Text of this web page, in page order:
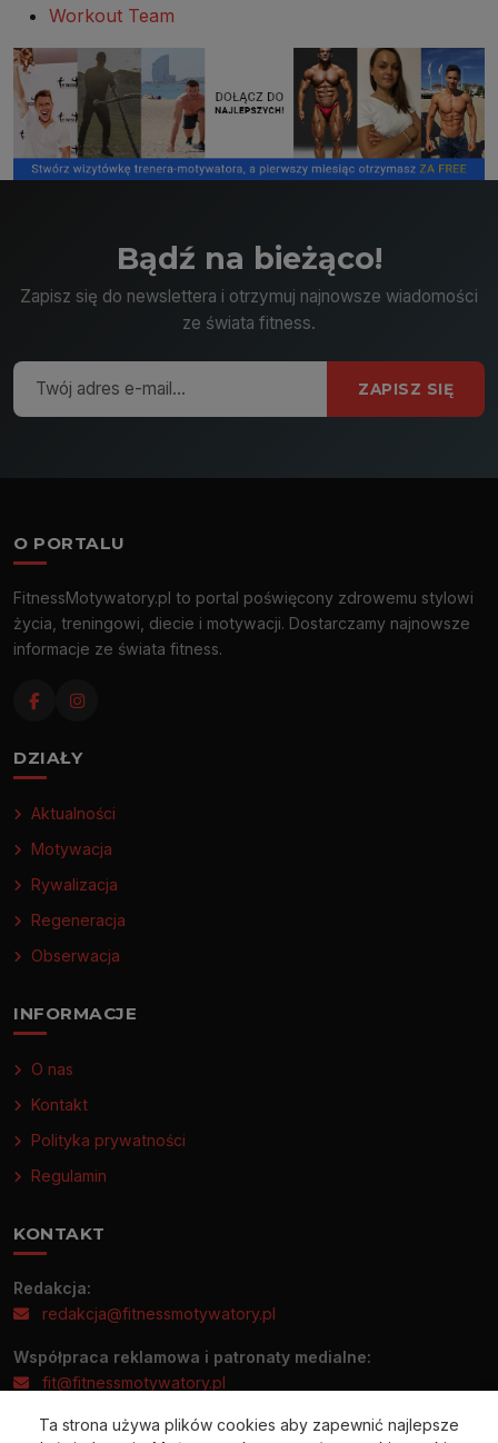
Workout Team
Bądź na bieżąco!
Zapisz się do newslettera i otrzymuj najnowsze wiadomości
ze świata fitness.
ZAPISZ SIĘ
O PORTALU
FitnessMotywatory.pl to portal poświęcony zdrowemu stylowi
życia, treningowi, diecie i motywacji. Dostarczamy najnowsze
informacje ze świata fitness.
DZIAŁY
Aktualności
Motywacja
Rywalizacja
Regeneracja
Obserwacja
INFORMACJE
O nas
Kontakt
Polityka prywatności
Regulamin
KONTAKT
Redakcja:
redakcja@fitnessmotywatory.pl
Współpraca reklamowa i patronaty medialne:
fit@fitnessmotywatory.pl
Informacje prasowe prosimy wysyłać wyłącznie na adres:
Ta strona używa plików cookies aby zapewnić najlepsze